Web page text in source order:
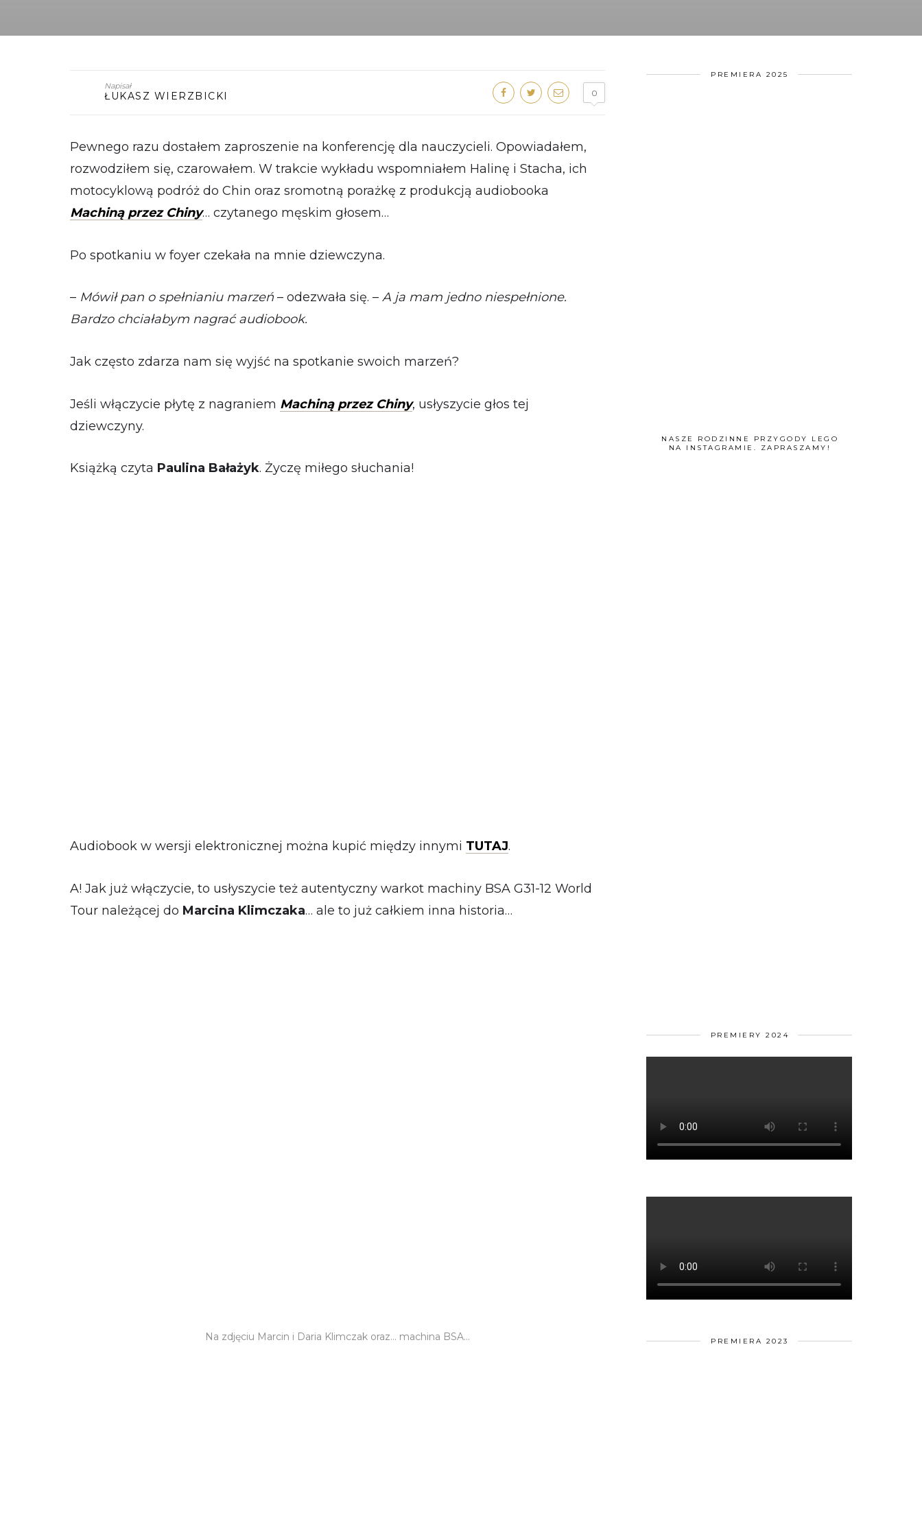
Napisał
ŁUKASZ WIERZBICKI 0
Pewnego razu dostałem zaproszenie na konferencję dla nauczycieli. Opowiadałem,
rozwodziłem się, czarowałem. W trakcie wykładu wspomniałem Halinę i Stacha, ich
motocyklową podróż do Chin oraz sromotną porażkę z produkcją audiobooka
Machiną przez Chiny… czytanego męskim głosem…
Po spotkaniu w foyer czekała na mnie dziewczyna.
– Mówił pan o spełnianiu marzeń – odezwała się. – A ja mam jedno niespełnione.
Bardzo chciałabym nagrać audiobook.
Jak często zdarza nam się wyjść na spotkanie swoich marzeń?
Jeśli włączycie płytę z nagraniem Machiną przez Chiny, usłyszycie głos tej
dziewczyny.
Książką czyta Paulina Bałażyk. Życzę miłego słuchania!
Audiobook w wersji elektronicznej można kupić między innymi TUTAJ.
A! Jak już włączycie, to usłyszycie też autentyczny warkot machiny BSA G31-12 World
Tour należącej do Marcina Klimczaka… ale to już całkiem inna historia…
Na zdjęciu Marcin i Daria Klimczak oraz… machina BSA…
PREMIERA 2025
NASZE RODZINNE PRZYGODY LEGO
NA INSTAGRAMIE. ZAPRASZAMY!
PREMIERY 2024
PREMIERA 2023